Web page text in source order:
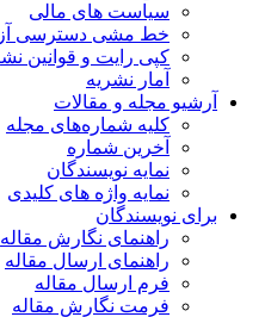
سیاست های مالی
خط مشی دسترسی آزاد
کپی رایت و قوانین نشر
آمار نشریه
آرشیو مجله و مقالات
کلیه شماره‌های مجله
آخرین شماره
نمایه نویسندگان
نمایه واژه های کلیدی
برای نویسندگان
راهنمای نگارش مقاله
راهنمای ارسال مقاله
فرم ارسال مقاله
فرمت نگارش مقاله